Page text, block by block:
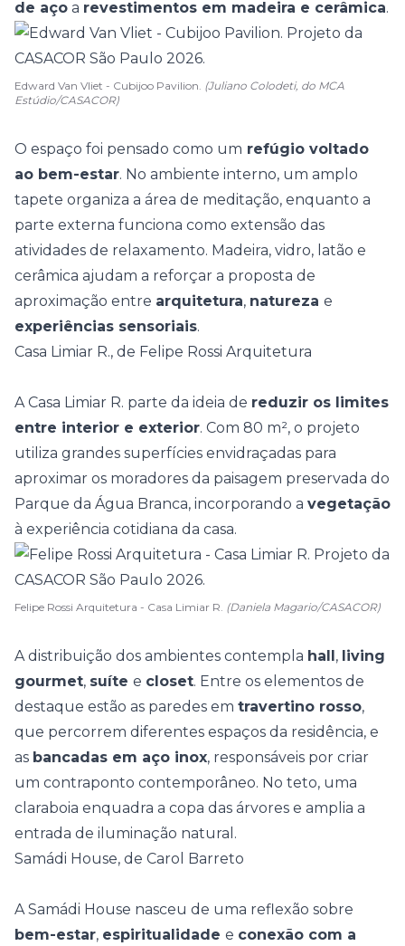
de aço a revestimentos em madeira e cerâmica.
Edward Van Vliet - Cubijoo Pavilion. (Juliano Colodeti, do MCA
Estúdio/CASACOR)
O espaço foi pensado como um refúgio voltado
ao bem-estar. No ambiente interno, um amplo
tapete organiza a área de meditação, enquanto a
parte externa funciona como extensão das
atividades de relaxamento. Madeira, vidro, latão e
cerâmica ajudam a reforçar a proposta de
aproximação entre arquitetura, natureza e
experiências sensoriais.
Casa Limiar R., de Felipe Rossi Arquitetura
A Casa Limiar R. parte da ideia de reduzir os limites
entre interior e exterior. Com 80 m², o projeto
utiliza grandes superfícies envidraçadas para
aproximar os moradores da paisagem preservada do
Parque da Água Branca, incorporando a vegetação
à experiência cotidiana da casa.
Felipe Rossi Arquitetura - Casa Limiar R. (Daniela Magario/CASACOR)
A distribuição dos ambientes contempla hall, living
gourmet, suíte e closet. Entre os elementos de
destaque estão as paredes em travertino rosso,
que percorrem diferentes espaços da residência, e
as bancadas em aço inox, responsáveis por criar
um contraponto contemporâneo. No teto, uma
claraboia enquadra a copa das árvores e amplia a
entrada de iluminação natural .
Samádi House, de Carol Barreto
A Samádi House nasceu de uma reflexão sobre
bem-estar, espiritualidade e conexão com a